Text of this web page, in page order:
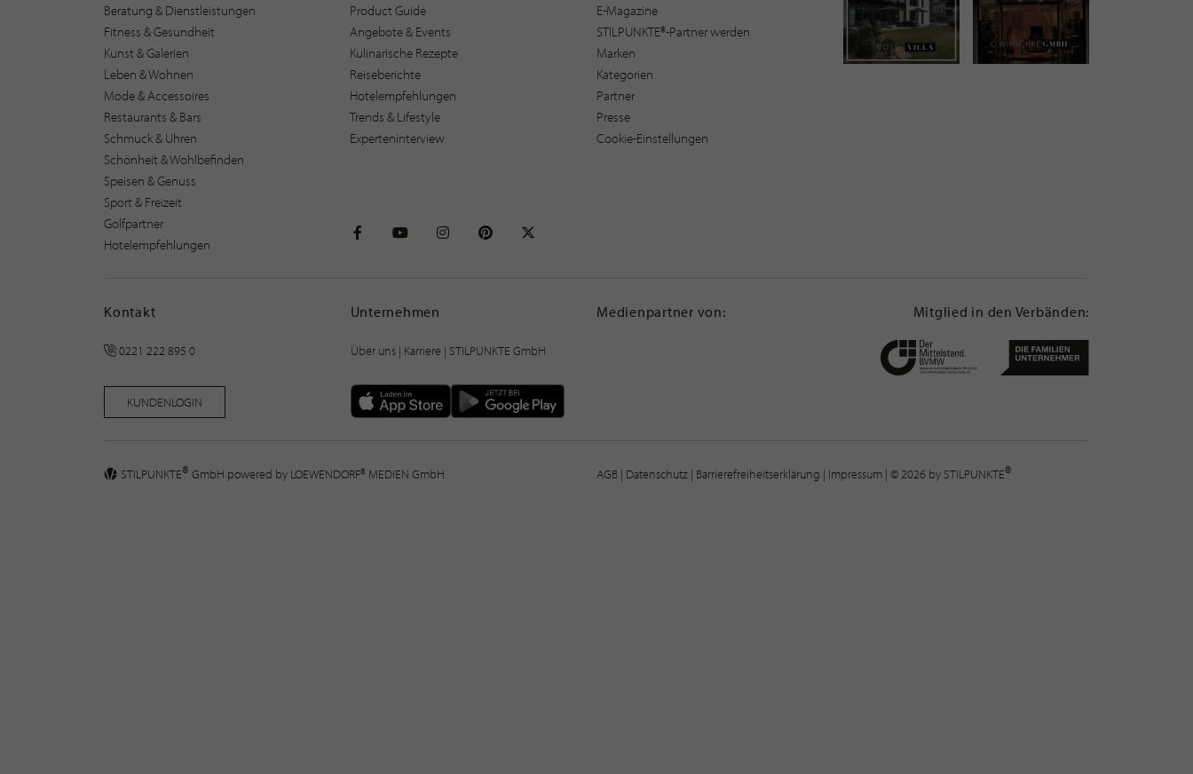
Beratung & Dienstleistungen
Fitness & Gesundheit
Kunst & Galerien
Leben & Wohnen
Mode & Accessoires
Restaurants & Bars
Schmuck & Uhren
Schönheit & Wohlbefinden
Speisen & Genuss
Sport & Freizeit
Golfpartner
Hotelempfehlungen
Product Guide
Angebote & Events
Kulinarische Rezepte
Reiseberichte
Hotelempfehlungen
Trends & Lifestyle
Experteninterview
E-Magazine
STILPUNKTE®-Partner werden
Marken
Kategorien
Partner
Presse
Cookie-Einstellungen
Kontakt
0221 222 895 0
KUNDENLOGIN
Unternehmen
Über uns| Karriere | STILPUNKTE GmbH
Medienpartner von: Mitglied in den Verbänden:
STILPUNKTE® GmbH powered by LOEWENDORF® MEDIEN GmbH AGB | Datenschutz | Barrierefreiheitserklärung | Impressum | © 2026 by STILPUNKTE®